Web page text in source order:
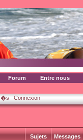
Forum Entre nous
Connexion
Sujets Messages